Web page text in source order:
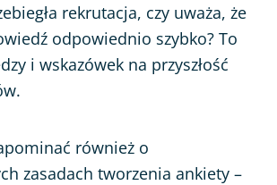
rekrutacja, czy uważa, że
odpowiednio szybko? To
i wskazówek na przyszłość
również o
zasadach tworzenia ankiety –